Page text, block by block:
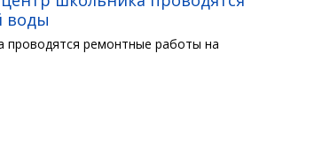
воды
проводятся ремонтные работы на